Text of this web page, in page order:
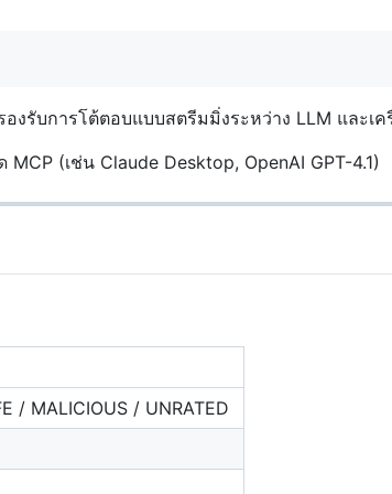
องรับการโต้ตอบแบบสตรีมมิ่งระหว่าง LLM และเ
(เช่น Claude Desktop, OpenAI GPT-4.1)
/ MALICIOUS / UNRATED